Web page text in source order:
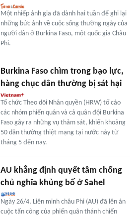
Một nhiếp ảnh gia đã dành hai tuần để ghi lại
những bức ảnh về cuộc sống thường ngày của
người dân ở Burkina Faso, một quốc gia Châu
Phi.
Burkina Faso chìm trong bạo lực,
hàng chục dân thường bị sát hại
Tổ chức Theo dõi Nhân quyền (HRW) tố cáo
các nhóm phiến quân và cả quân đội Burkina
Faso gây ra những vụ thảm sát, khiến khoảng
50 dân thường thiệt mạng tại nước này từ
tháng 5 đến nay.
AU khẳng định quyết tâm chống
chủ nghĩa khủng bố ở Sahel
Ngày 26/4, Liên minh châu Phi (AU) đã lên án
cuộc tấn công của phiến quân thánh chiến